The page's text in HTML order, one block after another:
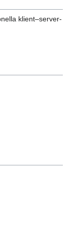
klient–server-